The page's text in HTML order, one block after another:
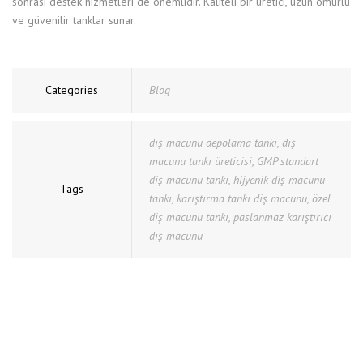
ve güvenilir tanklar sunar.
Categories Blog
Tags
diş macunu depolama tankı, diş
macunu tankı üreticisi, GMP standart
diş macunu tankı, hijyenik diş macunu
tankı, karıştırma tankı diş macunu, özel
diş macunu tankı, paslanmaz karıştırıcı
diş macunu